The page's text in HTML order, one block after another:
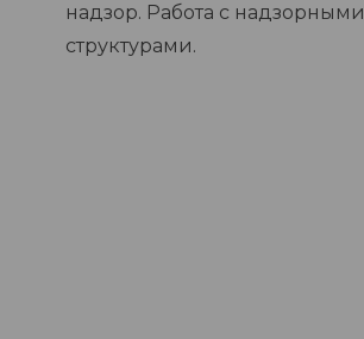
надзор. Работа с надзорными
структурами.